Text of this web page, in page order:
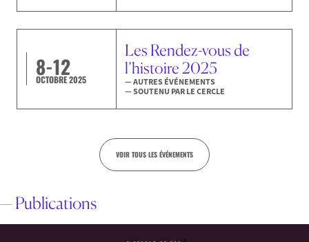
8-12
OCTOBRE 2025
Les Rendez-vous de
l’histoire 2025
— AUTRES ÉVÉNEMENTS
— SOUTENU PAR LE CERCLE
VOIR TOUS LES ÉVÉNEMENTS
— Publications